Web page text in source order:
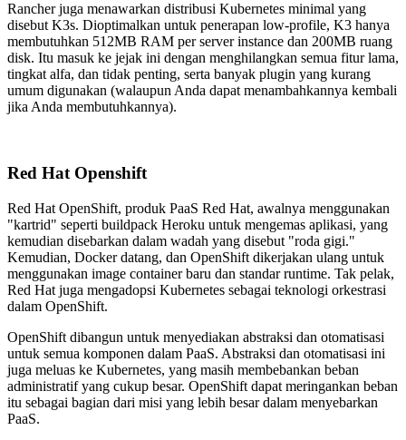
Rancher juga menawarkan distribusi Kubernetes minimal yang
disebut K3s. Dioptimalkan untuk penerapan low-profile, K3 hanya
membutuhkan 512MB RAM per server instance dan 200MB ruang
disk. Itu masuk ke jejak ini dengan menghilangkan semua fitur lama,
tingkat alfa, dan tidak penting, serta banyak plugin yang kurang
umum digunakan (walaupun Anda dapat menambahkannya kembali
jika Anda membutuhkannya).
Red Hat Openshift
Red Hat OpenShift, produk PaaS Red Hat, awalnya menggunakan
"kartrid" seperti buildpack Heroku untuk mengemas aplikasi, yang
kemudian disebarkan dalam wadah yang disebut "roda gigi."
Kemudian, Docker datang, dan OpenShift dikerjakan ulang untuk
menggunakan image container baru dan standar runtime. Tak pelak,
Red Hat juga mengadopsi Kubernetes sebagai teknologi orkestrasi
dalam OpenShift.
OpenShift dibangun untuk menyediakan abstraksi dan otomatisasi
untuk semua komponen dalam PaaS. Abstraksi dan otomatisasi ini
juga meluas ke Kubernetes, yang masih membebankan beban
administratif yang cukup besar. OpenShift dapat meringankan beban
itu sebagai bagian dari misi yang lebih besar dalam menyebarkan
PaaS.